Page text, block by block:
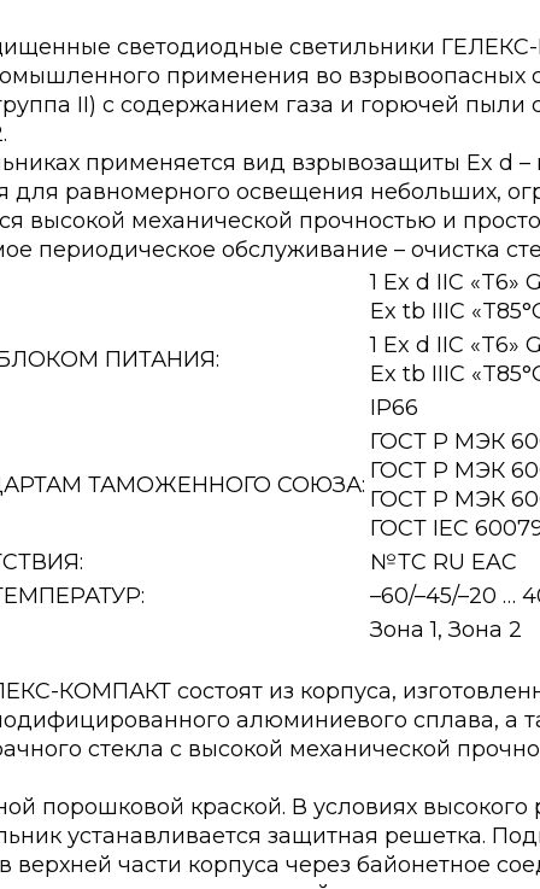
светодиодные светильники
применения во взрывоопасных
II) с содержанием газа и горючей пыли
применяется вид взрывозащиты Ex d
для равномерного освещения небольших,
высокой механической прочностью и
периодическое обслуживание – очистка
1 Ex d IIС «T6»
Ex tb IIIC
ПИТАНИЯ:
1 Ex d IIС «T6»
Ex tb IIIC
IP66
ТАМОЖЕННОГО СОЮЗА:
ГОСТ Р МЭК
ГОСТ Р МЭК
ГОСТ Р МЭК
ГОСТ IEC
№ТС RU EAC
–60/–45/–20 …
Зона 1, Зона 2
КОМПАКТ состоят из корпуса,
алюминиевого сплава, а
стекла с высокой механической
порошковой краской. В условиях высокого
устанавливается защитная решетка.
верхней части корпуса через байонетное